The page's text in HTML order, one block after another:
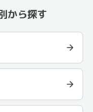
から探す